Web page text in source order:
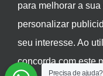
Lielu Operadora
Precisa de ajuda?
para melhorar a
personalizar
seu interesse. Ao
concorda com este